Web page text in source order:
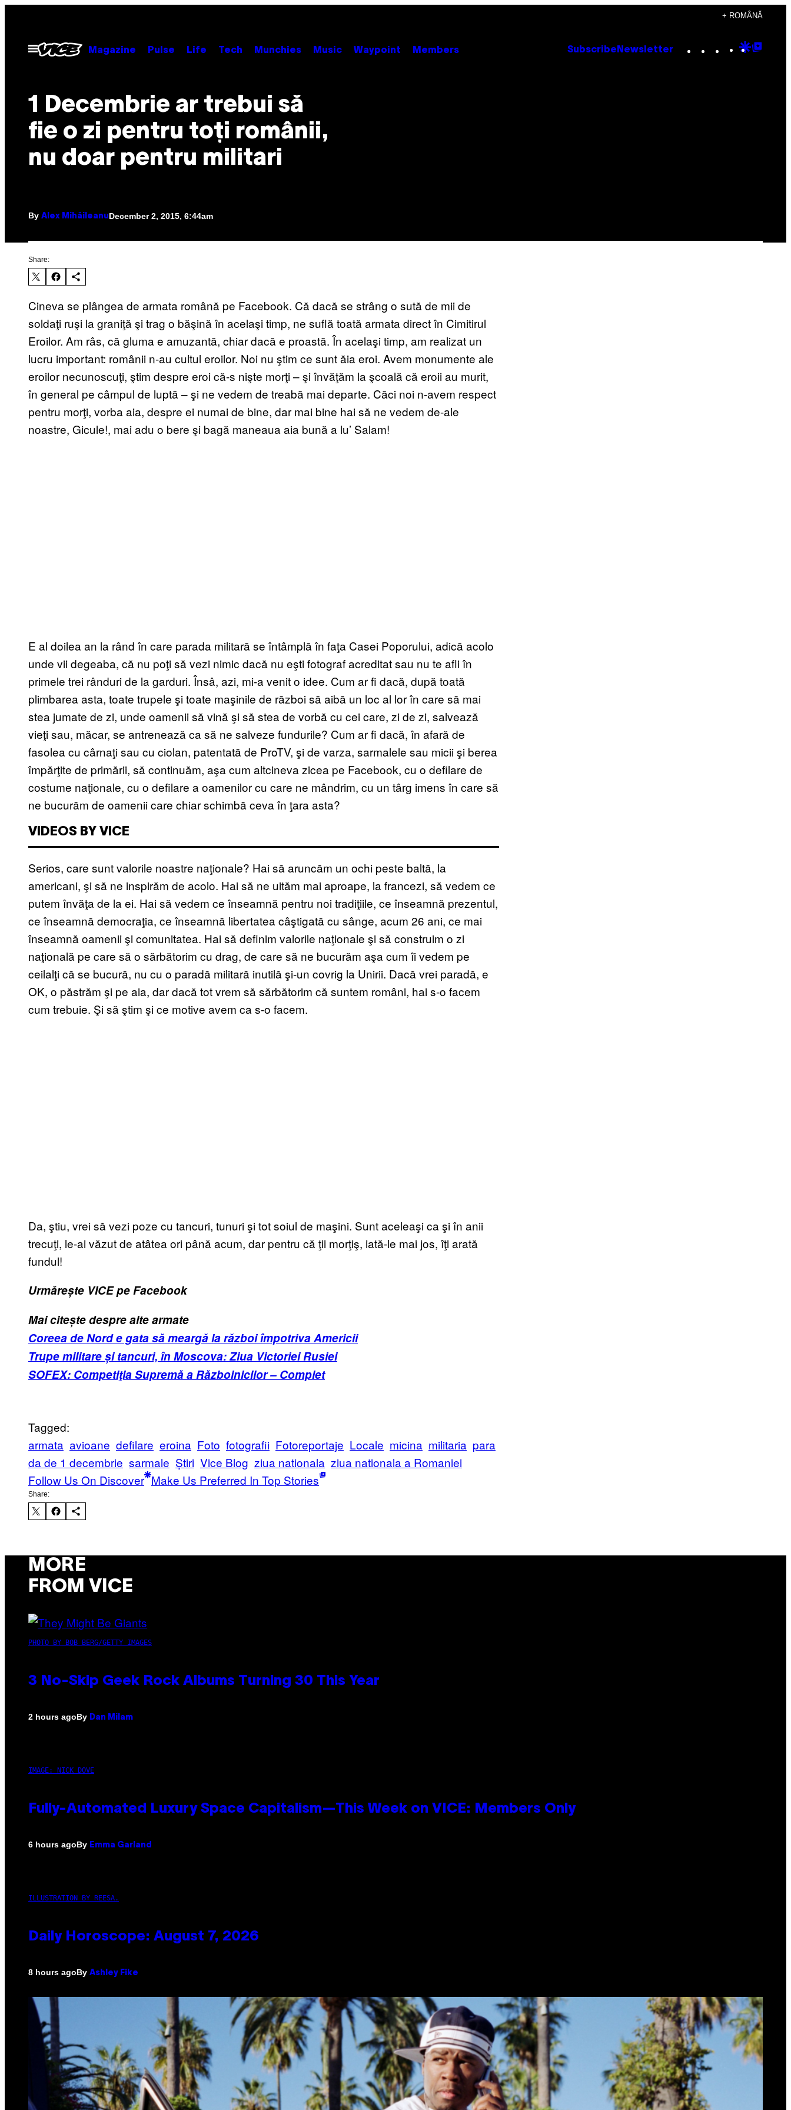
content
+ ROMÂNĂ
Open
Menu
Magazine Pulse Life Tech Munchies Music Waypoint Members Subscribe Newsletter Instagram
TikTok
YouTube
Google
1 Decembrie ar trebui să
fie o zi pentru toți românii,
nu doar pentru militari
By Alex Mihăileanu December 2, 2015, 6:44am
Share:
Cineva se plângea de armata română pe Facebook. Că dacă se strâng o sută de mii de
soldaţi ruşi la graniţă şi trag o băşină în acelaşi timp, ne suflă toată armata direct în Cimitirul
Eroilor. Am râs, că gluma e amuzantă, chiar dacă e proastă. În acelaşi timp, am realizat un
lucru important: românii n-au cultul eroilor. Noi nu ştim ce sunt ăia eroi. Avem monumente ale
eroilor necunoscuţi, ştim despre eroi că-s nişte morţi – şi învăţăm la şcoală că eroii au murit,
în general pe câmpul de luptă – şi ne vedem de treabă mai departe. Căci noi n-avem respect
pentru morţi, vorba aia, despre ei numai de bine, dar mai bine hai să ne vedem de-ale
noastre, Gicule!, mai adu o bere şi bagă maneaua aia bună a lu’ Salam!
E al doilea an la rând în care parada militară se întâmplă în faţa Casei Poporului, adică acolo
unde vii degeaba, că nu poţi să vezi nimic dacă nu eşti fotograf acreditat sau nu te afli în
primele trei rânduri de la garduri. Însâ, azi, mi-a venit o idee. Cum ar fi dacă, după toată
plimbarea asta, toate trupele şi toate maşinile de război să aibă un loc al lor în care să mai
stea jumate de zi, unde oamenii să vină şi să stea de vorbă cu cei care, zi de zi, salvează
vieţi sau, măcar, se antrenează ca să ne salveze fundurile? Cum ar fi dacă, în afară de
fasolea cu cârnaţi sau cu ciolan, patentată de ProTV, şi de varza, sarmalele sau micii şi berea
împărţite de primării, să continuăm, aşa cum altcineva zicea pe Facebook, cu o defilare de
costume naţionale, cu o defilare a oamenilor cu care ne mândrim, cu un târg imens în care să
ne bucurăm de oamenii care chiar schimbă ceva în ţara asta?
VIDEOS BY VICE
Serios, care sunt valorile noastre naţionale? Hai să aruncăm un ochi peste baltă, la
americani, şi să ne inspirăm de acolo. Hai să ne uităm mai aproape, la francezi, să vedem ce
putem învăţa de la ei. Hai să vedem ce înseamnă pentru noi tradiţiile, ce înseamnă prezentul,
ce înseamnă democraţia, ce înseamnă libertatea câştigată cu sânge, acum 26 ani, ce mai
înseamnă oamenii şi comunitatea. Hai să definim valorile naţionale şi să construim o zi
naţională pe care să o sărbătorim cu drag, de care să ne bucurăm aşa cum îi vedem pe
ceilalţi că se bucură, nu cu o paradă militară inutilă şi-un covrig la Unirii. Dacă vrei paradă, e
OK, o păstrăm şi pe aia, dar dacă tot vrem să sărbătorim că suntem români, hai s-o facem
cum trebuie. Şi să ştim şi ce motive avem ca s-o facem.
Da, ştiu, vrei să vezi poze cu tancuri, tunuri şi tot soiul de maşini. Sunt aceleaşi ca şi în anii
trecuţi, le-ai văzut de atâtea ori până acum, dar pentru că ţii morţiş, iată-le mai jos, îţi arată
fundul!
Urmărește VICE pe Facebook
Mai citește despre alte armate
Coreea de Nord e gata să meargă la război împotriva Americii
Trupe militare și tancuri, în Moscova: Ziua Victoriei Rusiei
SOFEX: Competiţia Supremă a Războinicilor – Complet
Tagged:
armata avioane defilare eroina Foto fotografii Fotoreportaje Locale micina militaria para
da de 1 decembrie sarmale Știri Vice Blog ziua nationala ziua nationala a Romaniei
Follow Us On Discover Make Us Preferred In Top Stories
Share:
MORE
FROM VICE
PHOTO BY BOB BERG/GETTY IMAGES
3 No-Skip Geek Rock Albums Turning 30 This Year
2 hours agoBy Dan Milam
IMAGE: NICK DOVE
Fully-Automated Luxury Space Capitalism—This Week on VICE: Members Only
6 hours agoBy Emma Garland
ILLUSTRATION BY REESA.
Daily Horoscope: August 7, 2026
8 hours agoBy Ashley Fike